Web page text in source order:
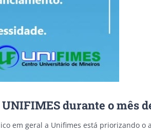
durante o mês
em geral a Unifimes está priorizando